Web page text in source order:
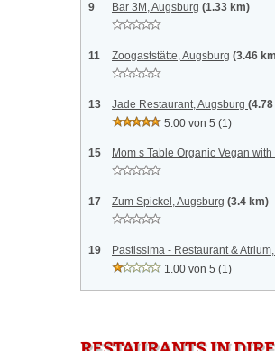
9 Bar 3M, Augsburg (1.33 km)
11 Zoogaststätte, Augsburg (3.46
13 Jade Restaurant, Augsburg
5.00 von 5 (1)
15 Mom s Table Organic Vegan
17 Zum Spickel, Augsburg (3.4 km)
19
Pastissima - Restaurant &
1.00 von 5 (1)